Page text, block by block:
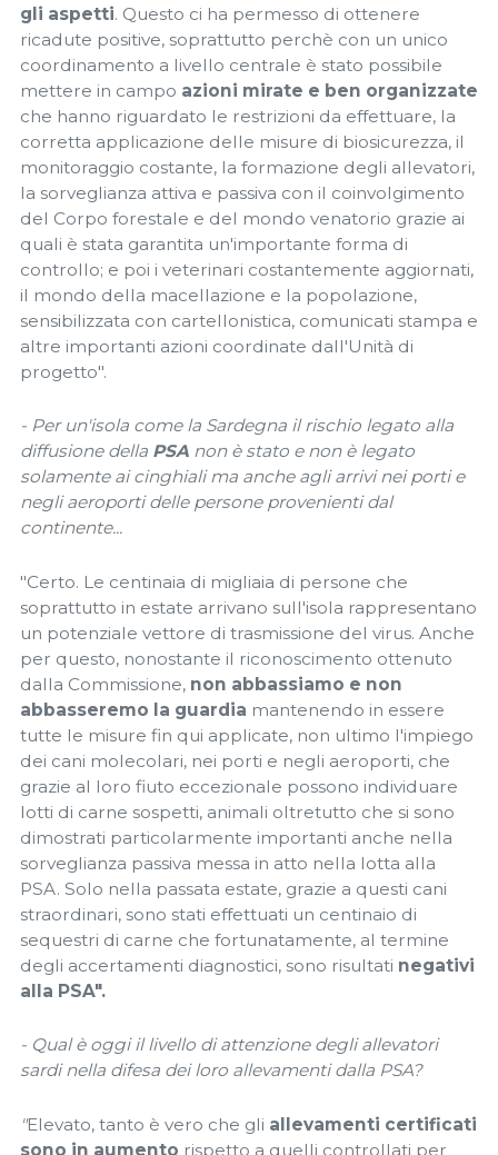
gli aspetti. Questo ci ha permesso di ottenere
ricadute positive, soprattutto perchè con un unico
coordinamento a livello centrale è stato possibile
mettere in campo azioni mirate e ben organizzate
che hanno riguardato le restrizioni da effettuare, la
corretta applicazione delle misure di biosicurezza, il
monitoraggio costante, la formazione degli allevatori,
la sorveglianza attiva e passiva con il coinvolgimento
del Corpo forestale e del mondo venatorio grazie ai
quali è stata garantita un'importante forma di
controllo; e poi i veterinari costantemente aggiornati,
il mondo della macellazione e la popolazione,
sensibilizzata con cartellonistica, comunicati stampa e
altre importanti azioni coordinate dall'Unità di
progetto".
- Per un'isola come la Sardegna il rischio legato alla
diffusione della PSA non è stato e non è legato
solamente ai cinghiali ma anche agli arrivi nei porti e
negli aeroporti delle persone provenienti dal
continente...
"Certo. Le centinaia di migliaia di persone che
soprattutto in estate arrivano sull'isola rappresentano
un potenziale vettore di trasmissione del virus. Anche
per questo, nonostante il riconoscimento ottenuto
dalla Commissione, non abbassiamo e non
abbasseremo la guardia mantenendo in essere
tutte le misure fin qui applicate, non ultimo l'impiego
dei cani molecolari, nei porti e negli aeroporti, che
grazie al loro fiuto eccezionale possono individuare
lotti di carne sospetti, animali oltretutto che si sono
dimostrati particolarmente importanti anche nella
sorveglianza passiva messa in atto nella lotta alla
PSA. Solo nella passata estate, grazie a questi cani
straordinari, sono stati effettuati un centinaio di
sequestri di carne che fortunatamente, al termine
degli accertamenti diagnostici, sono risultati negativi
alla PSA".
- Qual è oggi il livello di attenzione degli allevatori
sardi nella difesa dei loro allevamenti dalla PSA?
"Elevato, tanto è vero che gli allevamenti certificati
sono in aumento rispetto a quelli controllati per